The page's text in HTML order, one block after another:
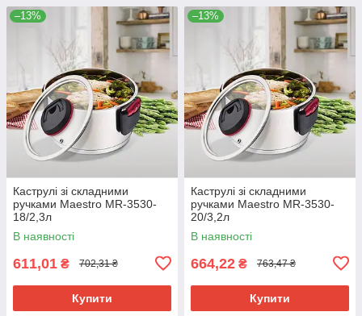
–13%
Каструлі зі складними
ручками Maestro MR-3530-
18/2,3л
В наявності
611,01 ₴ 702,31 ₴
Купити
–13%
Каструлі зі складними
ручками Maestro MR-3530-
20/3,2л
В наявності
664,22 ₴ 763,47 ₴
Купити